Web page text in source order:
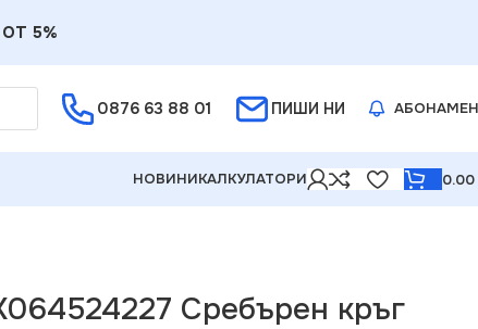
5%
0876 63 88 01 ПИШИ НИ
НОВИНИКАЛКУЛАТОРИ 0.00
Сребърен кръг